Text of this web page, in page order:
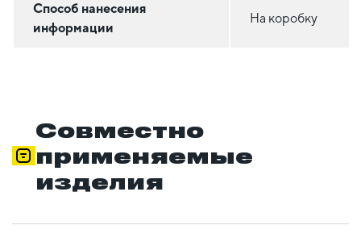
Способ нанесения
информации
На коробку
Совместно
применяемые
изделия